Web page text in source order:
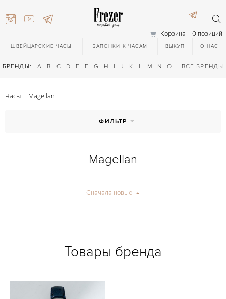
Корзина 0 позиций
ШВЕЙЦАРСКИЕ ЧАСЫ ЗАПОНКИ К ЧАСАМ ВЫКУП О НАС
БРЕНДЫ: A B C D E F G H I J K L M N O Q R S T
ВСЕ БРЕНДЫ
Часы Magellan
ФИЛЬТР
Magellan
Сначала новые
Товары бренда